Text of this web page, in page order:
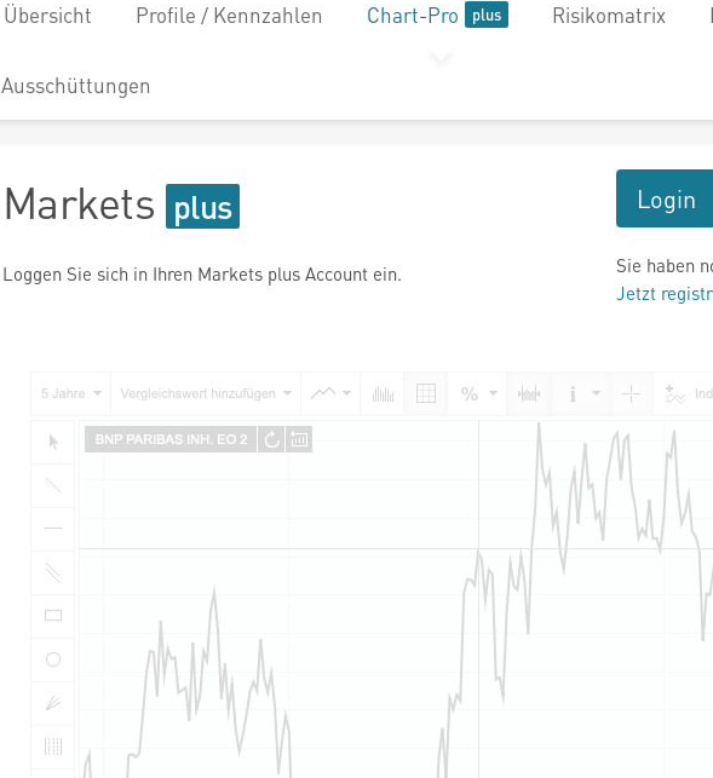
Übersicht Profile / Kennzahlen Chart-Pro Risikomatrix
Ausschüttungen
Markets
Loggen Sie sich in Ihren Markets plus Account ein.
Login
Sie haben
Jetzt